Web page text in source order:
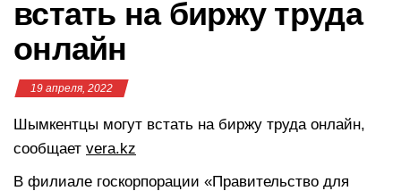
встать на биржу труда
онлайн
19 апреля, 2022
Шымкентцы могут встать на биржу труда онлайн,
сообщает vera.kz
В филиале госкорпорации «Правительство для